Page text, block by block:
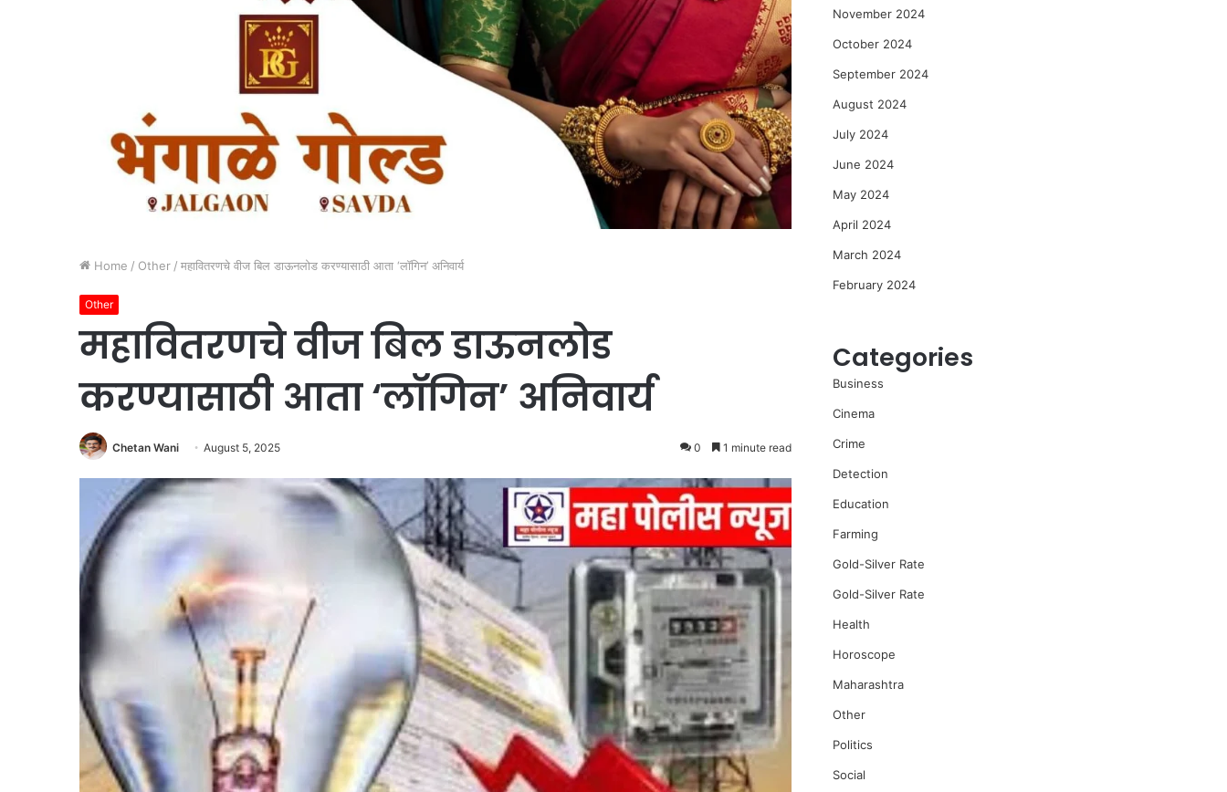
Home / Other / महावितरणचे वीज बिल डाऊनलोड करण्यासाठी आता ‘लॉगिन’ अनिवार्य
Other
महावितरणचे वीज बिल डाऊनलोड
करण्यासाठी आता ‘लॉगिन’ अनिवार्य
Chetan Wani August 5, 2025 0 1 minute read
November 2024
October 2024
September 2024
August 2024
July 2024
June 2024
May 2024
April 2024
March 2024
February 2024
Categories
Business
Cinema
Crime
Detection
Education
Farming
Gold-Silver Rate
Gold-Silver Rate
Health
Horoscope
Maharashtra
Other
Politics
Social